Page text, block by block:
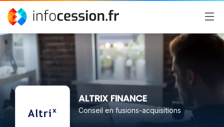
ALTRIX FINANCE
Conseil en fusions-acquisitions